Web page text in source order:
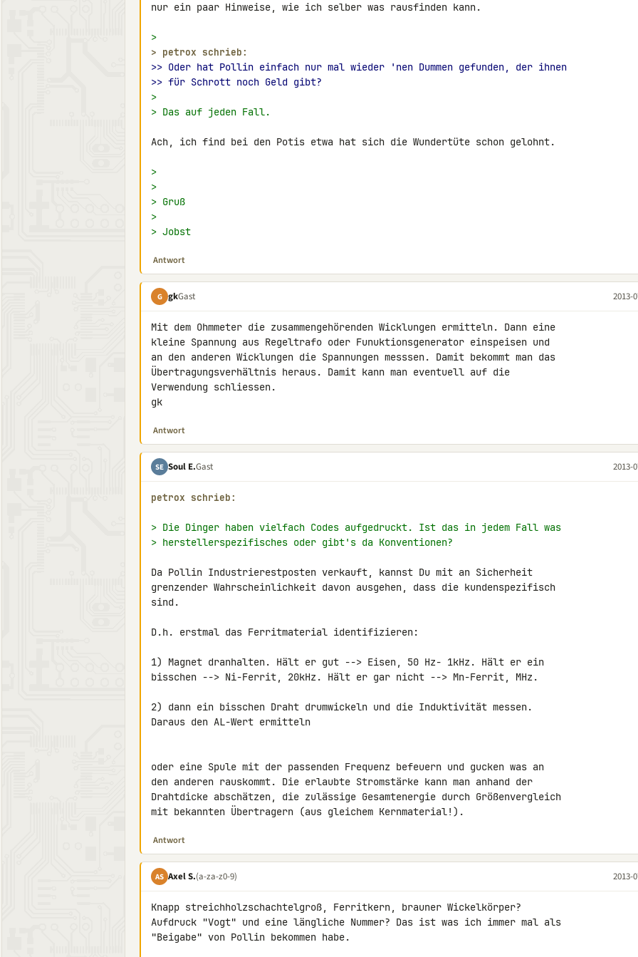
nur ein paar Hinweise, wie ich selber was rausfinden kann.
>
> petrox schrieb:
>> Oder hat Pollin einfach nur mal wieder 'nen Dummen gefunden, der ihnen
>> für Schrott noch Geld gibt?
>
> Das auf jeden Fall.
Ach, ich find bei den Potis etwa hat sich die Wundertüte schon gelohnt.
>
>
> Gruß
>
> Jobst
Antwort
G gkGast 2013-
Mit dem Ohmmeter die zusammengehörenden Wicklungen ermitteln. Dann eine
kleine Spannung aus Regeltrafo oder Funuktionsgenerator einspeisen und
an den anderen Wicklungen die Spannungen messsen. Damit bekommt man das
Übertragungsverhältnis heraus. Damit kann man eventuell auf die
Verwendung schliessen.
gk
Antwort
SE Soul E.Gast 2013-
petrox schrieb:
> Die Dinger haben vielfach Codes aufgedruckt. Ist das in jedem Fall was
> herstellerspezifisches oder gibt's da Konventionen?
Da Pollin Industrierestposten verkauft, kannst Du mit an Sicherheit
grenzender Wahrscheinlichkeit davon ausgehen, dass die kundenspezifisch
sind.
D.h. erstmal das Ferritmaterial identifizieren:
1) Magnet dranhalten. Hält er gut --> Eisen, 50 Hz- 1kHz. Hält er ein
bisschen --> Ni-Ferrit, 20kHz. Hält er gar nicht --> Mn-Ferrit, MHz.
2) dann ein bisschen Draht drumwickeln und die Induktivität messen.
Daraus den AL-Wert ermitteln
oder eine Spule mit der passenden Frequenz befeuern und gucken was an
den anderen rauskommt. Die erlaubte Stromstärke kann man anhand der
Drahtdicke abschätzen, die zulässige Gesamtenergie durch Größenvergleich
mit bekannten Übertragern (aus gleichem Kernmaterial!).
Antwort
AS Axel S.(a-za-z0-9) 2013-
Knapp streichholzschachtelgroß, Ferritkern, brauner Wickelkörper?
Aufdruck "Vogt" und eine längliche Nummer? Das ist was ich immer mal als
"Beigabe" von Pollin bekommen habe.